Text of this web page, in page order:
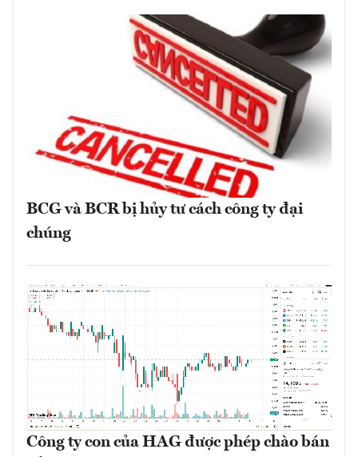
BCG và BCR bị hủy tư cách công ty đại
chúng
Công ty con của HAG được phép chào bán